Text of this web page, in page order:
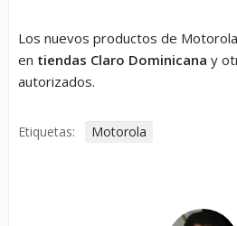
Los nuevos productos de
en tiendas Claro Dominicana y
autorizados.
Etiquetas: Motorola